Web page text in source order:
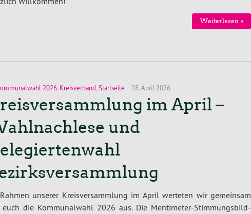
Wei­ter­le­sen »
2026, Kreisverband Startseite 28. April 2026
im April –
und
unserer Kreis­ver­samm­lung im April werteten wir gemeinsam
die Kom­mu­nal­wahl 2026 aus. Die Men­ti­me­ter-Stim­mungs­bild-